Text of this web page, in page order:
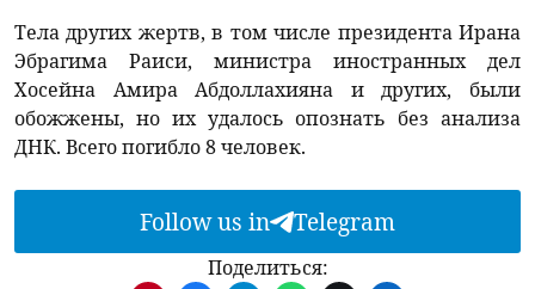
Тела других жертв, в том числе президента Ирана
Эбрагима Раиси, министра иностранных дел
Хосейна Амира Абдоллахияна и других, были
обожжены, но их удалось опознать без анализа
ДНК. Всего погибло 8 человек.
Follow us in Telegram
Поделиться: